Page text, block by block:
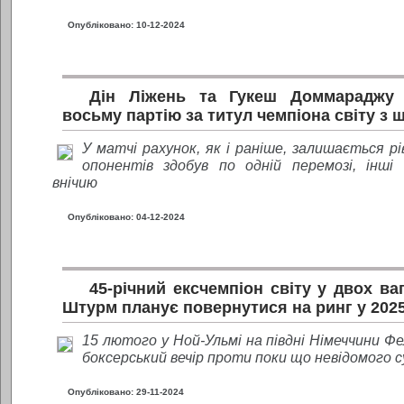
Опубліковано: 10-12-2024
Дін Ліжень та Гукеш Доммараджу
восьму партію за титул чемпіона світу з
У матчі рахунок, як і раніше, залишається
опонентів здобув по одній перемозі, інші
внічию
Опубліковано: 04-12-2024
45-річний ексчемпіон світу у двох
Штурм планує повернутися на ринг у
15 лютого у Ной-Ульмі на півдні Німеччини
боксерський вечір проти поки що невідомого
Опубліковано: 29-11-2024